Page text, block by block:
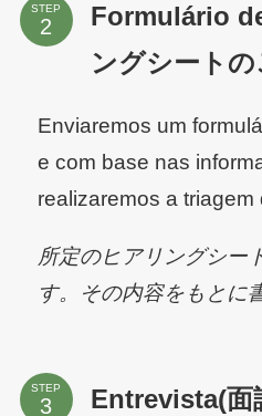
STEP
Formulário
ングシートの
Enviaremos um
e com base nas
realizaremos a
所定のヒアリングシー
す。その内容をもとに
STEP Entrevista(面